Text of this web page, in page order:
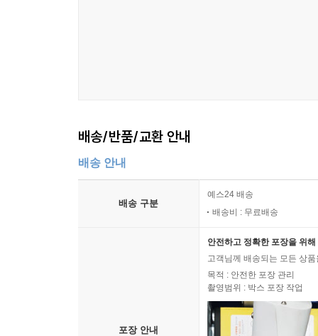
배송/반품/교환 안내
배송 안내
배송 구분
예스24 배송
배송비 : 무료배송
포장 안내
안전하고 정확한 포장을 위
고객님께 배송되는 모든 상
목적 : 안전한 포장 관리
촬영범위 : 박스 포장 작업